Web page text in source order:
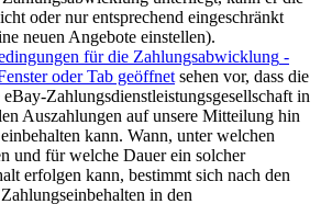
oder nur entsprechend eingeschränkt
neuen Angebote einstellen).
für die Zahlungsabwicklung -
oder Tab geöffnet sehen vor, dass die
Zahlungsdienstleistungsgesellschaft in
Auszahlungen auf unsere Mitteilung hin
kann. Wann, unter welchen
und für welche Dauer ein solcher
erfolgen kann, bestimmt sich nach den
in den